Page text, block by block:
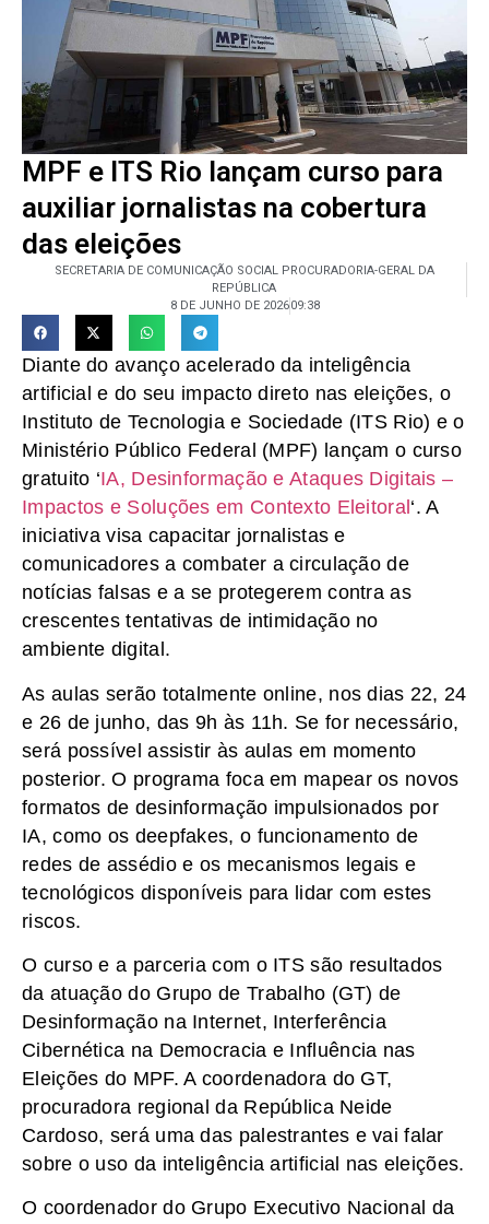
MPF e ITS Rio lançam curso para
auxiliar jornalistas na cobertura
das eleições
SECRETARIA DE COMUNICAÇÃO SOCIAL PROCURADORIA-GERAL DA
REPÚBLICA
8 DE JUNHO DE 202609:38
Diante do avanço acelerado da inteligência
artificial e do seu impacto direto nas eleições, o
Instituto de Tecnologia e Sociedade (ITS Rio) e o
Ministério Público Federal (MPF) lançam o curso
gratuito ‘IA, Desinformação e Ataques Digitais –
Impactos e Soluções em Contexto Eleitoral ‘. A
iniciativa visa capacitar jornalistas e
comunicadores a combater a circulação de
notícias falsas e a se protegerem contra as
crescentes tentativas de intimidação no
ambiente digital.
As aulas serão totalmente online, nos dias 22, 24
e 26 de junho, das 9h às 11h. Se for necessário,
será possível assistir às aulas em momento
posterior. O programa foca em mapear os novos
formatos de desinformação impulsionados por
IA, como os deepfakes, o funcionamento de
redes de assédio e os mecanismos legais e
tecnológicos disponíveis para lidar com estes
riscos.
O curso e a parceria com o ITS são resultados
da atuação do Grupo de Trabalho (GT) de
Desinformação na Internet, Interferência
Cibernética na Democracia e Influência nas
Eleições do MPF. A coordenadora do GT,
procuradora regional da República Neide
Cardoso, será uma das palestrantes e vai falar
sobre o uso da inteligência artificial nas eleições.
O coordenador do Grupo Executivo Nacional da